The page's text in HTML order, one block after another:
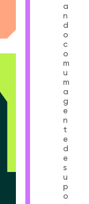
a
n
d
o
c
o
m
u
m
a
g
e
n
t
e
d
e
s
u
p
o